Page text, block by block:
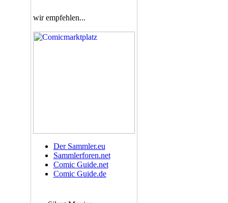
wir empfehlen...
Der Sammler.eu
Sammlerforen.net
Comic Guide.net
Comic Guide.de